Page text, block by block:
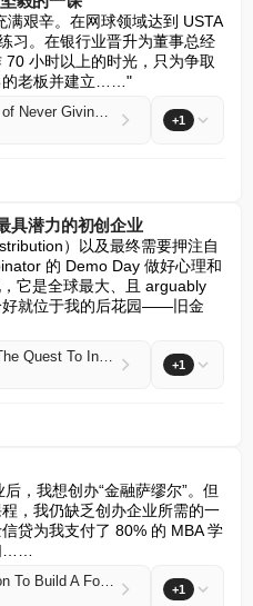
满艰辛。在网球领域达到 USTA
习。在银行业晋升为董事总经
小时以上的时光，只为争取
的老板并建立……"
The Incredible Satisfaction of Never Giving Up: A Lesson In Grit +1
具潜力的初创企业
）以及最终需要押注自
的 Demo Day 做好心理和
它是全球最大、且 arguably
好就位于我的后花园——旧金
Y Combinator Demo Day: The Quest To Invest In The Best Startups +1
，我想创办“金融萨缪尔”。但
，我仍缺乏创办企业所需的一
贷为我支付了 80% 的 MBA 学
……
Stop Waiting For Permission To Build A Fortune +1